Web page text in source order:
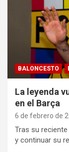
BALONCESTO
La leyenda
en el Barça
6 de febrero de
Tras su
y continuar su